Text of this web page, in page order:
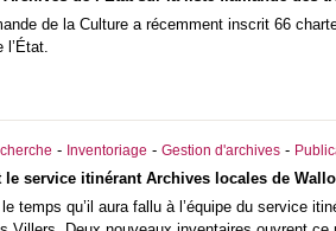
de la Culture a récemment inscrit 66
- Inventoriage - Gestion d'archives -
le service itinérant Archives locales de
temps qu’il aura fallu à l’équipe du service